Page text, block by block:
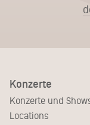
Konzerte
Konzerte und
Locations